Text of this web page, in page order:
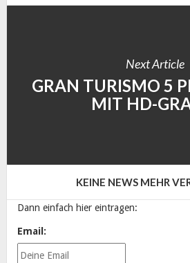
Next Article
GRAN TURISMO 5
MIT HD-
KEINE NEWS MEHR
Dann einfach hier eintragen:
Email: